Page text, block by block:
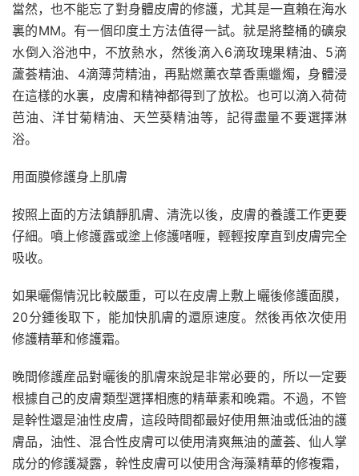
當然，也不能忘了對身體皮膚的修護，尤其是一直賴在海水
裏的MM。有一個印度土方法值得一試。就是將整桶的礦泉
水倒入浴池中，不放熱水，然後滴入6滴玫瑰果精油、5滴
蘆荟精油、4滴薄菏精油，再點燃薰衣草香熏蠟燭，身體浸
在這樣的水裏，皮膚和精神都得到了放松。也可以滴入荷荷
芭油、洋甘菊精油、天竺葵精油等，記得盡量不要選擇淋
浴。
用面膜修護身上肌膚
按照上面的方法鎮靜肌膚、清洗以後，皮膚的養護工作更要
仔細。噴上修護露或塗上修護啫喱，輕輕按摩直到皮膚完全
吸收。
如果曬傷情況比較嚴重，可以在皮膚上敷上曬後修護面膜，
20分鍾後取下，能加快肌膚的還原速度。然後再依次使用
修護精華和修護霜。
晚間修護産品對曬後的肌膚來說是非常必要的，所以一定要
根據自己的皮膚類型選擇相應的精華素和晚霜。不過，不管
是幹性還是油性皮膚，這段時間都最好使用無油或低油的護
膚品，油性、混合性皮膚可以使用清爽無油的蘆荟、仙人掌
成分的修護凝露，幹性皮膚可以使用含海藻精華的修複霜，